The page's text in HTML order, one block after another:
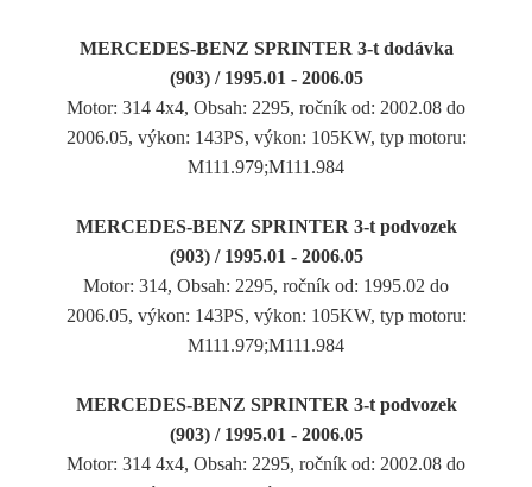
MERCEDES-BENZ SPRINTER 3-t dodávka
(903) / 1995.01 - 2006.05
Motor: 314 4x4, Obsah: 2295, ročník od: 2002.08 do
2006.05, výkon: 143PS, výkon: 105KW, typ motoru:
M111.979;M111.984
MERCEDES-BENZ SPRINTER 3-t podvozek
(903) / 1995.01 - 2006.05
Motor: 314, Obsah: 2295, ročník od: 1995.02 do
2006.05, výkon: 143PS, výkon: 105KW, typ motoru:
M111.979;M111.984
MERCEDES-BENZ SPRINTER 3-t podvozek
(903) / 1995.01 - 2006.05
Motor: 314 4x4, Obsah: 2295, ročník od: 2002.08 do